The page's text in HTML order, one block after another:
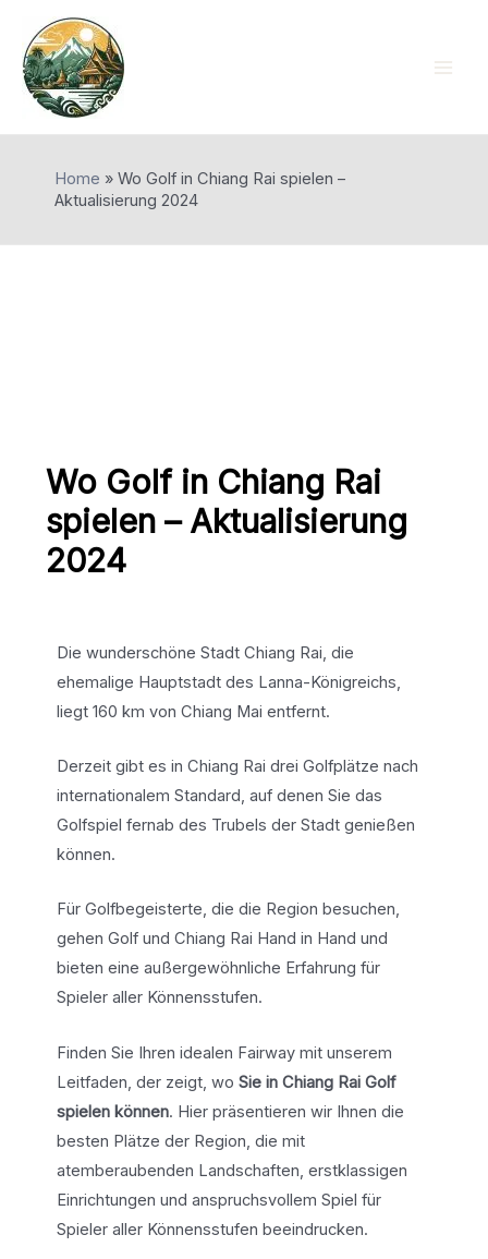
content
Home » Wo Golf in Chiang Rai spielen –
Aktualisierung 2024
Wo Golf in Chiang Rai
spielen – Aktualisierung
2024
Die wunderschöne Stadt Chiang Rai, die
ehemalige Hauptstadt des Lanna-Königreichs,
liegt 160 km von Chiang Mai entfernt.
Derzeit gibt es in Chiang Rai drei Golfplätze nach
internationalem Standard, auf denen Sie das
Golfspiel fernab des Trubels der Stadt genießen
können.
Für Golfbegeisterte, die die Region besuchen,
gehen Golf und Chiang Rai Hand in Hand und
bieten eine außergewöhnliche Erfahrung für
Spieler aller Könnensstufen.
Finden Sie Ihren idealen Fairway mit unserem
Leitfaden, der zeigt, wo Sie in Chiang Rai Golf
spielen können. Hier präsentieren wir Ihnen die
besten Plätze der Region, die mit
atemberaubenden Landschaften, erstklassigen
Einrichtungen und anspruchsvollem Spiel für
Spieler aller Könnensstufen beeindrucken.